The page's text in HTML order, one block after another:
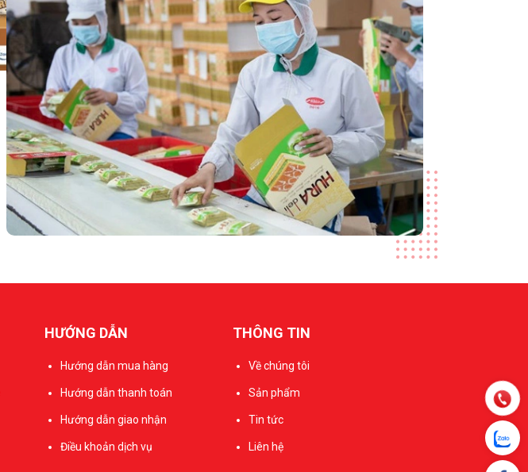
HƯỚNG DẪN
Hướng dẫn mua hàng
Hướng dẫn thanh toán
Hướng dẫn giao nhận
Điều khoản dịch vụ
THÔNG TIN
Về chúng tôi
Sản phẩm
Tin tức
Liên hệ